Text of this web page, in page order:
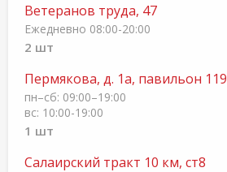
Ветеранов труда, 47
Ежедневно 08:00-20:00
2 шт
Пермякова, д. 1а, павильон 119
пн–сб: 09:00–19:00
вс: 10:00-19:00
1 шт
Салаирский тракт 10 км, ст8